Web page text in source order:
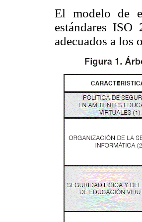
El modelo de
estándares
adecuados a los